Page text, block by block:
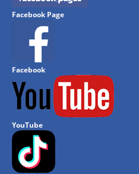
Facebook Page
Facebook
YouTube